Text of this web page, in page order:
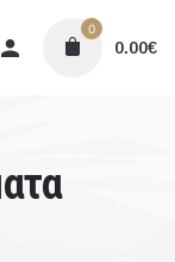
0.00€
0